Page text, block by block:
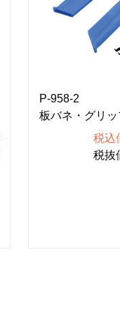
P-958-2
板バネ・グリ
税込
税抜